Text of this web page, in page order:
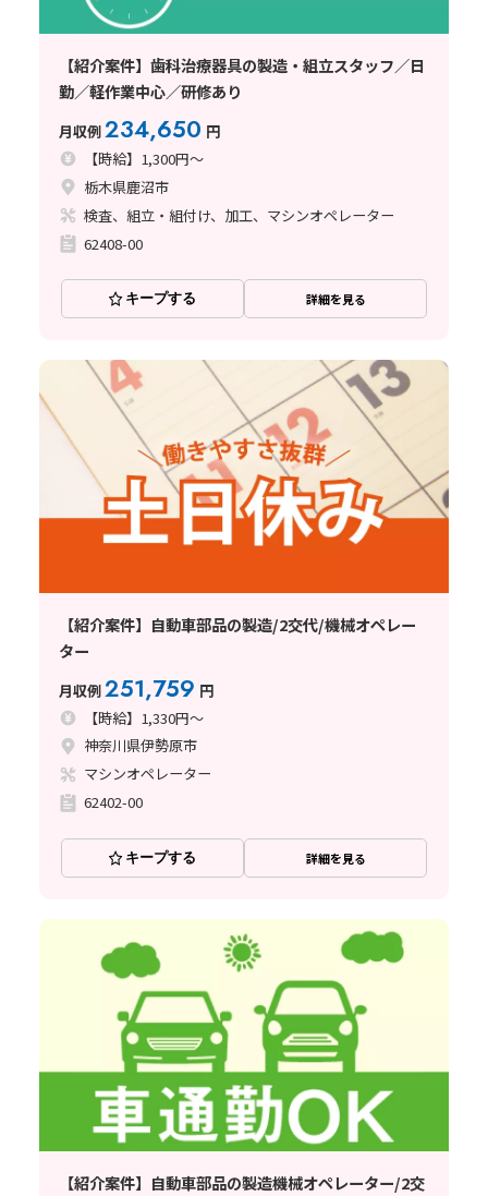
【紹介案件】歯科治療器具の製造・組立スタッフ／日
勤／軽作業中心／研修あり
月収例234,650 円
【時給】1,300円～
栃木県鹿沼市
検査、組立・組付け、加工、マシンオペレーター
62408-00
キープする 詳細を見る
【紹介案件】自動車部品の製造/2交代/機械オペレー
ター
月収例251,759 円
【時給】1,330円～
神奈川県伊勢原市
マシンオペレーター
62402-00
キープする 詳細を見る
【紹介案件】自動車部品の製造機械オペレーター/2交